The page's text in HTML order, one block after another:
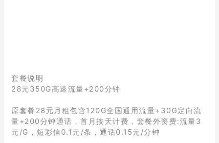
套餐说明
28元350G高速流量+200分钟
原套餐28元月租包含120G全国通用流量+30G定向流
量+200分钟通话，首月按天计费，套餐外资费:流量3
元/G，短彩信0.1元/条，通话0.15元/分钟